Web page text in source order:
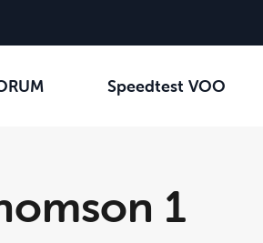
Speedtest VOO
1